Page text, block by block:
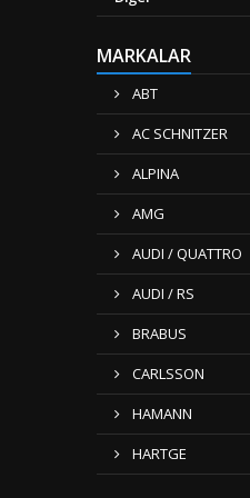
MARKALAR
ABT
AC SCHNITZER
ALPINA
AMG
AUDI / QUATTRO
AUDI / RS
BRABUS
CARLSSON
HAMANN
HARTGE